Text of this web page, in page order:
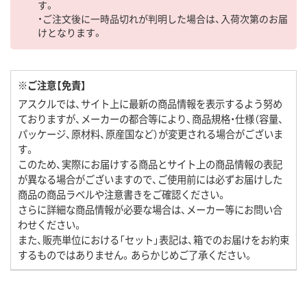
す。
・ご注文後に一時品切れが判明した場合は、入荷次第のお届
けとなります。
※ご注意【免責】
アスクルでは、サイト上に最新の商品情報を表示するよう努め
ておりますが、メーカーの都合等により、商品規格・仕様（容量、
パッケージ、原材料、原産国など）が変更される場合がございま
す。
このため、実際にお届けする商品とサイト上の商品情報の表記
が異なる場合がございますので、ご使用前には必ずお届けした
商品の商品ラベルや注意書きをご確認ください。
さらに詳細な商品情報が必要な場合は、メーカー等にお問い合
わせください。
また、販売単位における「セット」表記は、箱でのお届けをお約束
するものではありません。あらかじめご了承ください。